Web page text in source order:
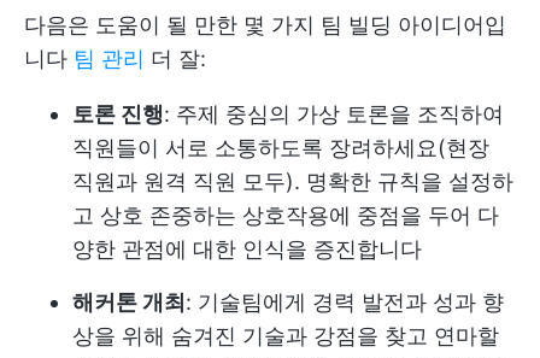
다음은 도움이 될 만한 몇 가지 팀 빌딩 아이디어입
니다 팀 관리 더 잘:
토론 진행: 주제 중심의 가상 토론을 조직하여
직원들이 서로 소통하도록 장려하세요(현장
직원과 원격 직원 모두). 명확한 규칙을 설정하
고 상호 존중하는 상호작용에 중점을 두어 다
양한 관점에 대한 인식을 증진합니다
해커톤 개최: 기술팀에게 경력 발전과 성과 향
상을 위해 숨겨진 기술과 강점을 찾고 연마할